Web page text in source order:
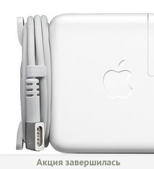
Акция завершилась